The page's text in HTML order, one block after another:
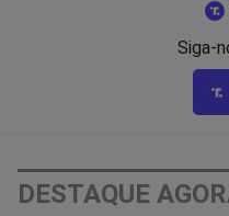
Siga-
DESTAQUE